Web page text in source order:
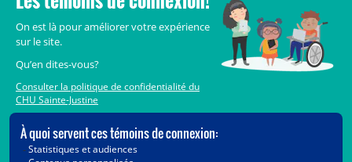
Crédits
Accès aux documents des organismes publics